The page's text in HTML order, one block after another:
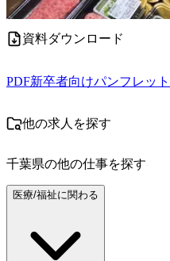
資料ダウンロード
PDF新卒者向けパンフレッ
他の求人を探す
千葉県の他の仕事を探す
医療/福祉に関わる